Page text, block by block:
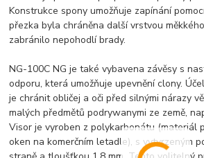
Konstrukce spony umožňuje zapínání
přezka byla chráněna další vrstvou
zabránilo nepohodlí brady.
NG-100C NG je také vybavena závěsy s
odporu, která umožňuje upevnění clony.
je chránit obličej a oči před silnými nárazy
malých předmětů podrywanymi ze země,
Visor je vyroben z polykarbonátu (materiál
oken na komerčním letadle), s vytvrzeným